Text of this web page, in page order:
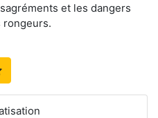
et les dangers
rongeurs.